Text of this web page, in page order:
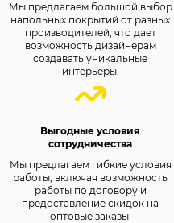
Мы предлагаем большой выбор
напольных покрытий от разных
производителей, что дает
возможность дизайнерам
создавать уникальные
интерьеры.
Выгодные условия
сотрудничества
Мы предлагаем гибкие условия
работы, включая возможность
работы по договору и
предоставление скидок на
оптовые заказы.